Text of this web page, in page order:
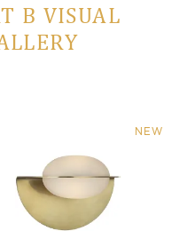
В VISUAL
NEW